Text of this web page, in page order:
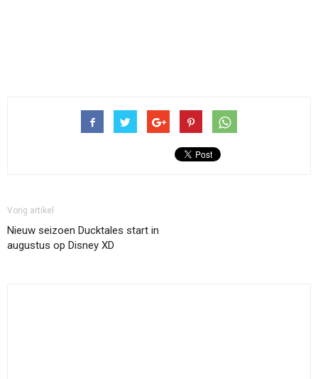
Vorig artikel
Nieuw seizoen Ducktales start in
augustus op Disney XD